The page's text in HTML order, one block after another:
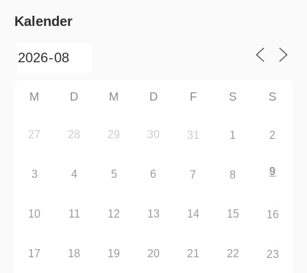
Kalender
M D M D F S S
27 28 29 30 31 1 2
3 4 5 6 7 8 9
10 11 12 13 14 15 16
17 18 19 20 21 22 23